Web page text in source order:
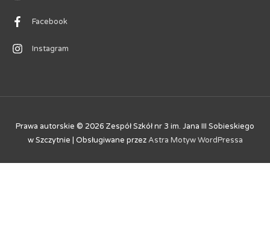
Facebook
Instagram
Prawa autorskie © 2026 Zespół Szkół nr 3 im. Jana III Sobieskiego
w Szczytnie | Obsługiwane przezAstra Motyw WordPressa